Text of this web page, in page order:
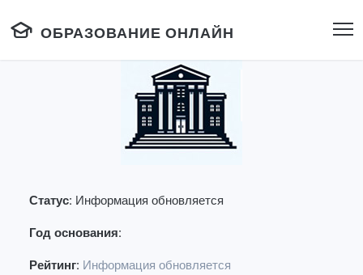
ОБРАЗОВАНИЕ ОНЛАЙН
Статус: Информация обновляется
Год основания:
Рейтинг: Информация обновляется